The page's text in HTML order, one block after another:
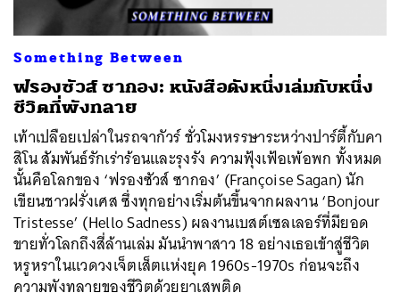
Something Between
ฟรองซัวส์ ซากอง: หนังสือดังหนึ่งเล่มกับหนึ่ง
ชีวิตที่พังทลาย
เท้าเปลือยเปล่าในรถจากัวร์ ชั่วโมงหรรษาระหว่างปาร์ตี้กับคา
สิโน สัมพันธ์รักเร่าร้อนและรุงรัง ความฟุ้งเฟ้อเพ้อพก ทั้งหมด
นั้นคือโลกของ ‘ฟรองซัวส์ ซากอง’ (Françoise Sagan) นัก
เขียนชาวฝรั่งเศส ซึ่งทุกอย่างเริ่มต้นขึ้นจากผลงาน ‘Bonjour
Tristesse’ (Hello Sadness) ผลงานเบสต์เซลเลอร์ที่มียอด
ขายทั่วโลกถึงสี่ล้านเล่ม มันนำพาสาว 18 อย่างเธอเข้าสู่ชีวิต
หรูหราในแวดวงเจ็ตเส็ตแห่งยุค 1960s-1970s ก่อนจะถึง
ความพังทลายของชีวิตด้วยยาเสพติด